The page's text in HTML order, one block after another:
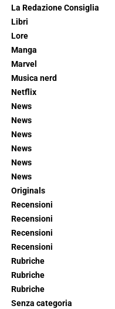
La Redazione Consiglia
Libri
Lore
Manga
Marvel
Musica nerd
Netflix
News
News
News
News
News
News
Originals
Recensioni
Recensioni
Recensioni
Recensioni
Rubriche
Rubriche
Rubriche
Senza categoria